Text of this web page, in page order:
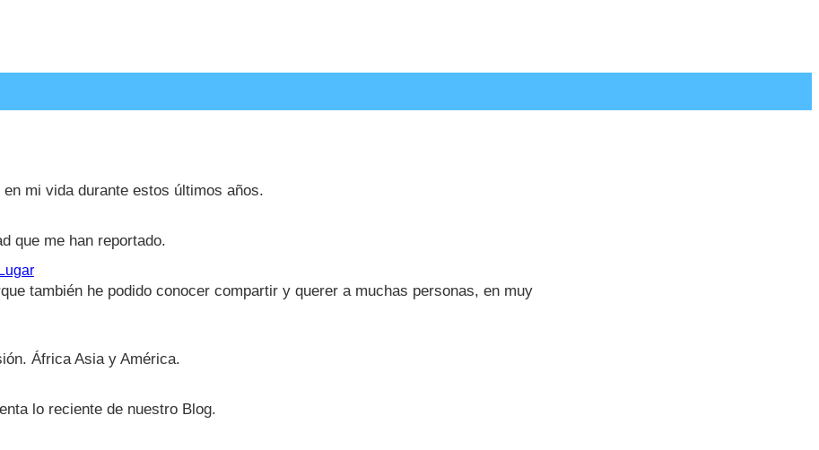
mi vida durante estos últimos años.
que me han reportado.
también he podido conocer compartir y querer a muchas personas, en muy
África Asia y América.
lo reciente de nuestro Blog.